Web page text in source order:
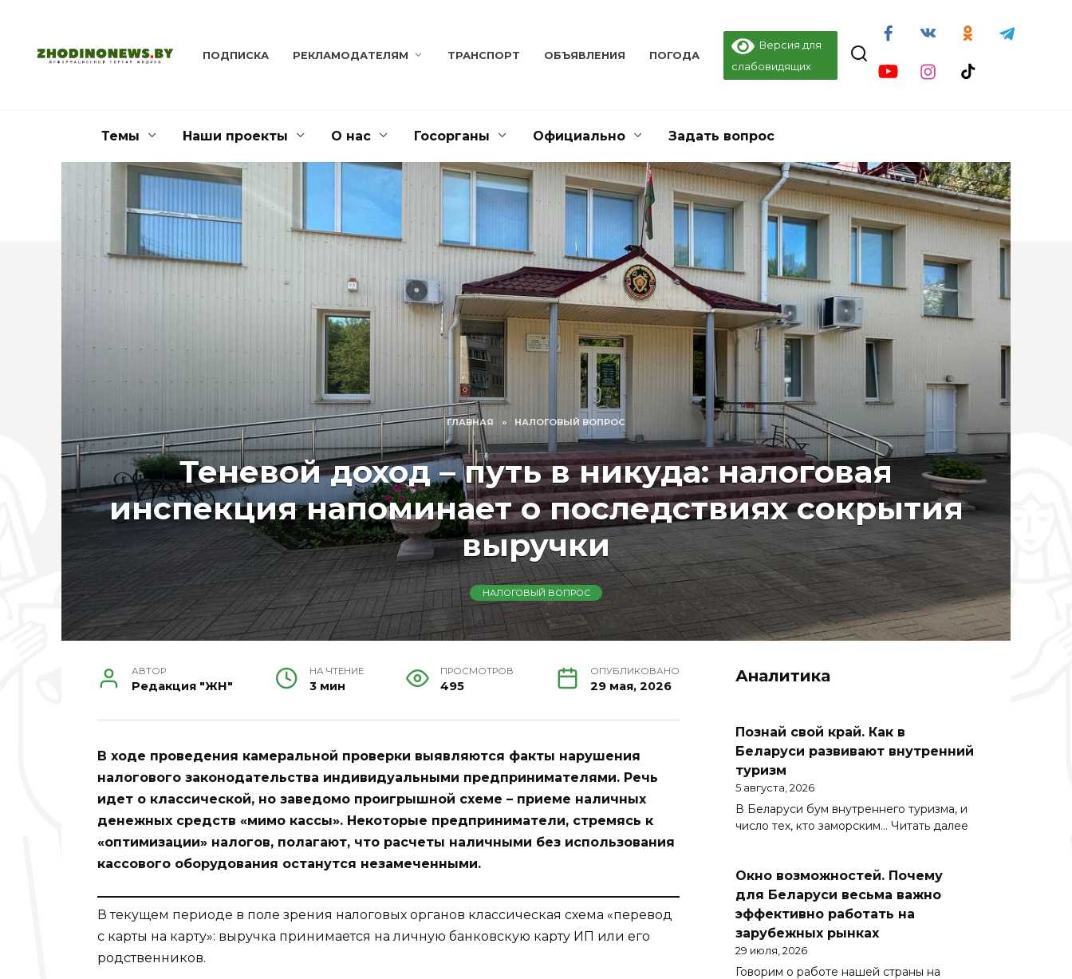
содержанию
ПОДПИСКА РЕКЛАМОДАТЕЛЯМ ТРАНСПОРТ ОБЪЯВЛЕНИЯ ПОГОДА
Версия для
слабовидящих
Темы Наши проекты О нас Госорганы Официально Задать вопрос
ГЛАВНАЯ » НАЛОГОВЫЙ ВОПРОС
Теневой доход – путь в никуда: налоговая
инспекция напоминает о последствиях сокрытия
выручки
НАЛОГОВЫЙ ВОПРОС
АВТОР
Редакция "ЖН"
НА ЧТЕНИЕ
3 мин
ПРОСМОТРОВ
495
ОПУБЛИКОВАНО
29 мая, 2026
В ходе проведения камеральной проверки выявляются факты нарушения
налогового законодательства индивидуальными предпринимателями. Речь
идет о классической, но заведомо проигрышной схеме – приеме наличных
денежных средств «мимо кассы». Некоторые предприниматели, стремясь к
«оптимизации» налогов, полагают, что расчеты наличными без использования
кассового оборудования останутся незамеченными.
В текущем периоде в поле зрения налоговых органов классическая схема «перевод
с карты на карту»: выручка принимается на личную банковскую карту ИП или его
родственников.
Аналитика
Познай свой край. Как в
Беларуси развивают внутренний
туризм
5 августа, 2026
В Беларуси бум внутреннего туризма, и
число тех, кто заморским… Читать далее
Окно возможностей. Почему
для Беларуси весьма важно
эффективно работать на
зарубежных рынках
29 июля, 2026
Говорим о работе нашей страны на